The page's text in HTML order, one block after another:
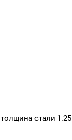
толщина стали 1.25